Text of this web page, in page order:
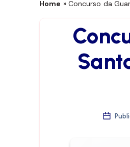
Home » Concurso da